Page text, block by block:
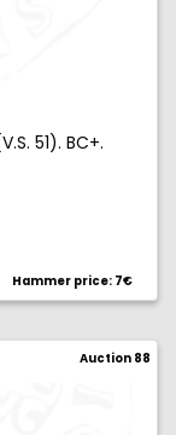
51). BC+.
Hammer price: 7€
Auction 88